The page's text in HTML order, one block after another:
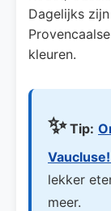
Dagelijks
kleuren.
✨Tip:
Vaucluse!
lekker
meer.